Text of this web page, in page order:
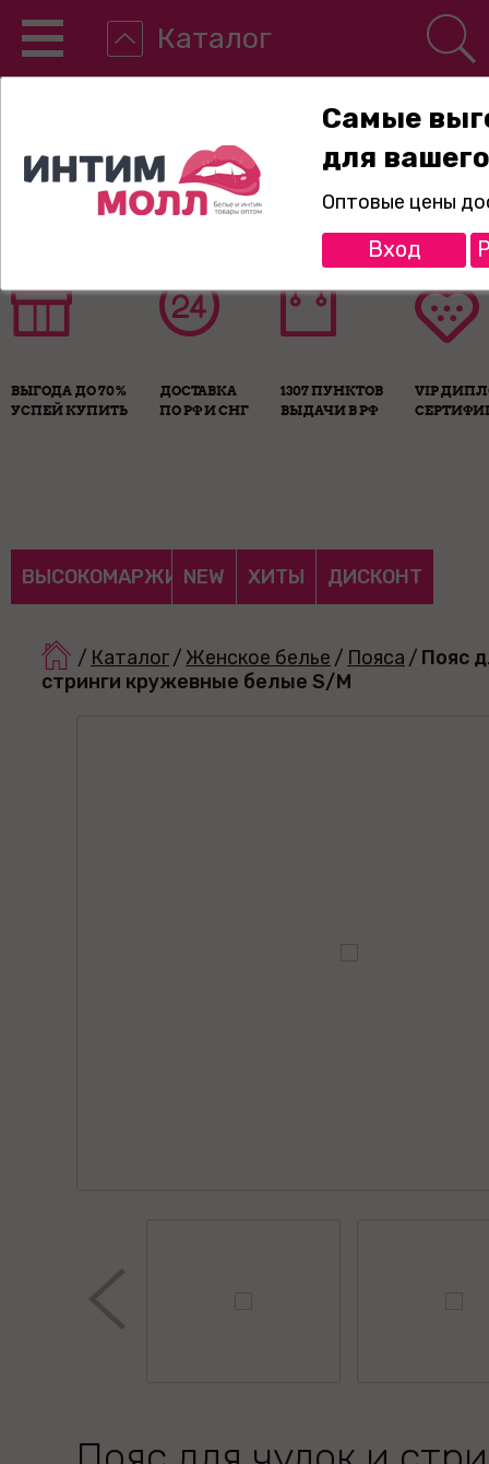
Каталог
8-800-775-89-65
ВЫГОДА ДО 70%
УСПЕЙ КУПИТЬ
ДОСТАВКА
ПО РФ И СНГ
1307 ПУНКТОВ
ВЫДАЧИ В РФ
VIP
ВЫСОКОМАРЖИНАЛЬНЫЕ
NEW ХИТЫ ДИСКОНТ
/ Каталог/ Женское белье / Пояса / Пояс
стринги кружевные белые S/M
Самые
для
Оптовые цены
Вход